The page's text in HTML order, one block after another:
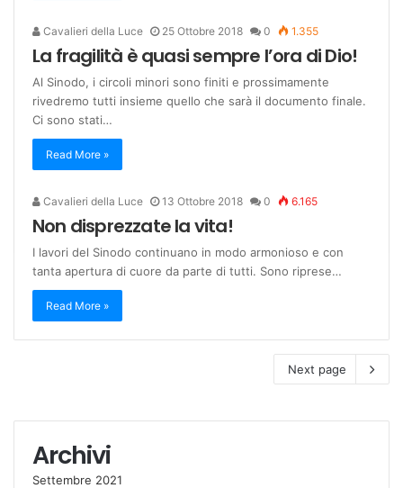
Cavalieri della Luce 25 Ottobre 2018 0 1.355
La fragilità è quasi sempre l’ora di Dio!
Al Sinodo, i circoli minori sono finiti e prossimamente
rivedremo tutti insieme quello che sarà il documento finale.
Ci sono stati…
Read More »
Cavalieri della Luce 13 Ottobre 2018 0 6.165
Non disprezzate la vita!
I lavori del Sinodo continuano in modo armonioso e con
tanta apertura di cuore da parte di tutti. Sono riprese…
Read More »
Next page
Archivi
Settembre 2021